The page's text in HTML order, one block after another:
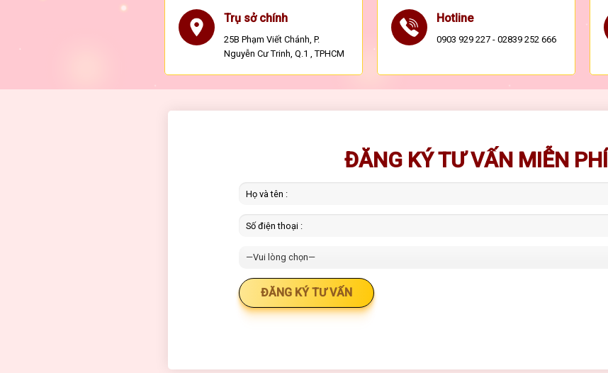
Trụ sở chính
25B Phạm Viết Chánh, P.
Nguyễn Cư Trinh, Q.1 , TPHCM
Hotline
0903 929 227 - 02839 252 666
ĐĂNG KÝ TƯ VẤN MIỄN PHÍ